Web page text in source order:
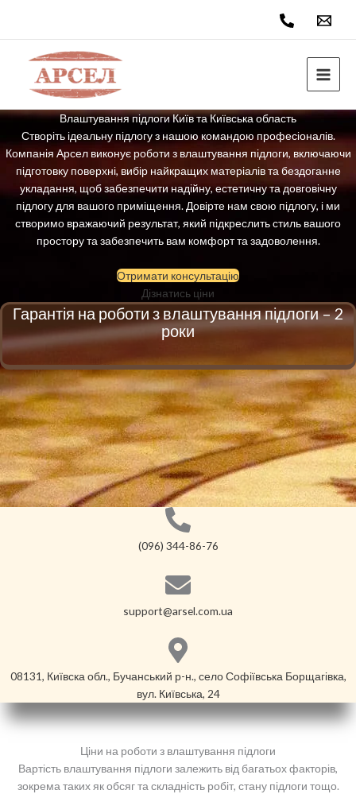
вмісту
Влаштування підлоги Київ та Київська область
Створіть ідеальну підлогу з нашою командою професіоналів.
Компанія Арсел виконує роботи з влаштування підлоги, включаючи
підготовку поверхні, вибір найкращих матеріалів та бездоганне
укладання, щоб забезпечити надійну, естетичну та довговічну
підлогу для вашого приміщення. Довірте нам свою підлогу, і ми
створимо вражаючий результат, який підкреслить стиль вашого
простору та забезпечить вам комфорт та задоволення.
Отримати консультацію
Дізнатись ціни
Гарантія на роботи з влаштування підлоги – 2
роки
(096) 344-86-76
support@arsel.com.ua
08131, Київска обл., Бучанський р-н., село Софіївська Борщагівка,
вул. Київська, 24
Ціни на роботи з влаштування підлоги
Вартість влаштування підлоги залежить від багатьох факторів,
зокрема таких як обсяг та складність робіт, стану підлоги тощо.